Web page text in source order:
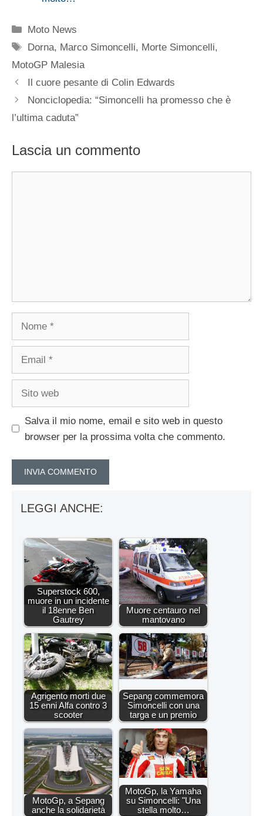
Categorie
Moto News
Tag
Dorna, Marco Simoncelli, Morte Simoncelli,
MotoGP Malesia
Il cuore pesante di Colin Edwards
Nonciclopedia: “Simoncelli ha promesso che è
l’ultima caduta”
Lascia un commento
Salva il mio nome, email e sito web in questo
browser per la prossima volta che commento.
LEGGI ANCHE:
Superstock 600,
muore in un incidente
il 18enne Ben
Gautrey
Muore centauro nel
mantovano
Agrigento morti due
15 enni Alfa contro 3
scooter
Sepang commemora
Simoncelli con una
targa e un premio
MotoGp, a Sepang
anche la solidarietà
MotoGp, la Yamaha
su Simoncelli: "Una
stella molto…